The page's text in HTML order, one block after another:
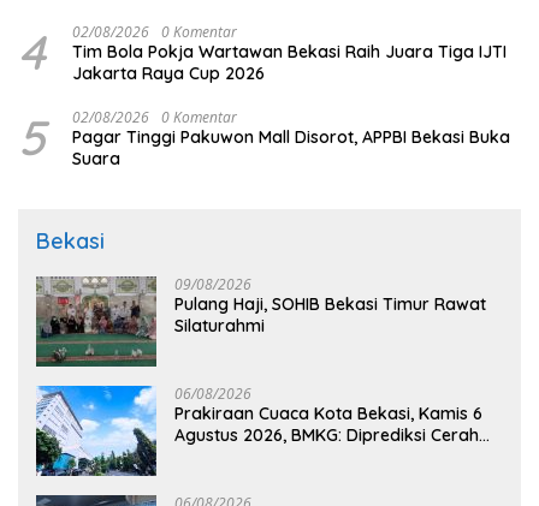
4 02/08/2026 0 Komentar
Tim Bola Pokja Wartawan Bekasi Raih Juara Tiga IJTI
Jakarta Raya Cup 2026
5 02/08/2026 0 Komentar
Pagar Tinggi Pakuwon Mall Disorot, APPBI Bekasi Buka
Suara
Bekasi
09/08/2026
Pulang Haji, SOHIB Bekasi Timur Rawat
Silaturahmi
06/08/2026
Prakiraan Cuaca Kota Bekasi, Kamis 6
Agustus 2026, BMKG: Diprediksi Cerah